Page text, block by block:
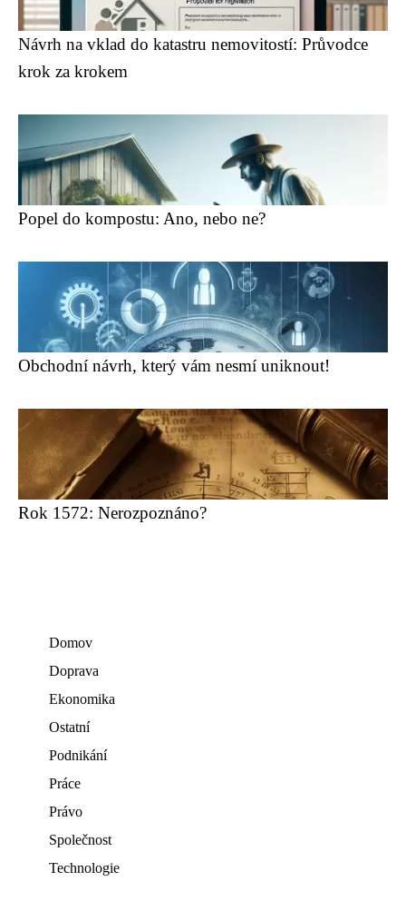
Návrh na vklad do katastru nemovitostí: Průvodce
krok za krokem
Popel do kompostu: Ano, nebo ne?
Obchodní návrh, který vám nesmí uniknout!
Rok 1572: Nerozpoznáno?
Domov
Doprava
Ekonomika
Ostatní
Podnikání
Práce
Právo
Společnost
Technologie